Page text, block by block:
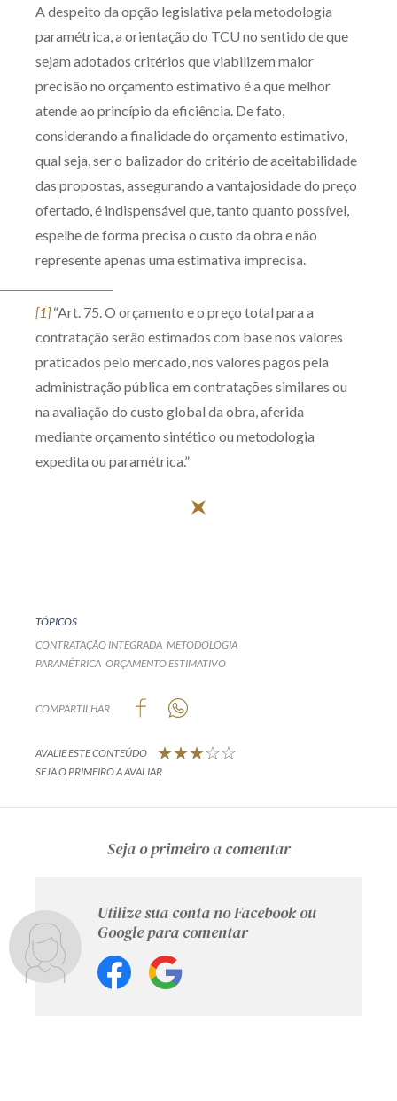
A despeito da opção legislativa pela metodologia
paramétrica, a orientação do TCU no sentido de que
sejam adotados critérios que viabilizem maior
precisão no orçamento estimativo é a que melhor
atende ao princípio da eficiência. De fato,
considerando a finalidade do orçamento estimativo,
qual seja, ser o balizador do critério de aceitabilidade
das propostas, assegurando a vantajosidade do preço
ofertado, é indispensável que, tanto quanto possível,
espelhe de forma precisa o custo da obra e não
represente apenas uma estimativa imprecisa.
[1]“Art. 75. O orçamento e o preço total para a
contratação serão estimados com base nos valores
praticados pelo mercado, nos valores pagos pela
administração pública em contratações similares ou
na avaliação do custo global da obra, aferida
mediante orçamento sintético ou metodologia
expedita ou paramétrica.”
TÓPICOS
CONTRATAÇÃO INTEGRADA METODOLOGIA
PARAMÉTRICA ORÇAMENTO ESTIMATIVO
COMPARTILHAR
AVALIE ESTE CONTEÚDO
SEJA O PRIMEIRO A AVALIAR
Seja o primeiro a comentar
Utilize sua conta no Facebook ou
Google para comentar